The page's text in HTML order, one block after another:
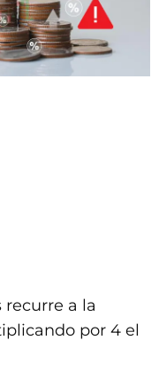
a la
por 4 el